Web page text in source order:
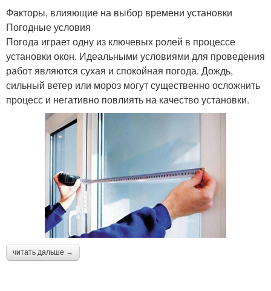
Факторы, влияющие на выбор времени установки
Погодные условия
Погода играет одну из ключевых ролей в процессе
установки окон. Идеальными условиями для проведения
работ являются сухая и спокойная погода. Дождь,
сильный ветер или мороз могут существенно осложнить
процесс и негативно повлиять на качество установки.
читать дальше →